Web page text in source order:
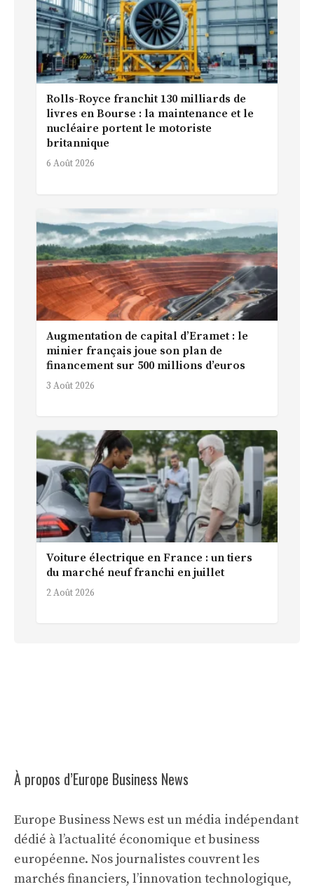
Rolls-Royce franchit 130 milliards de
livres en Bourse : la maintenance et le
nucléaire portent le motoriste
britannique
6 Août 2026
Augmentation de capital d’Eramet : le
minier français joue son plan de
financement sur 500 millions d’euros
3 Août 2026
Voiture électrique en France : un tiers
du marché neuf franchi en juillet
2 Août 2026
À propos d’Europe Business News
Europe Business News est un média indépendant
dédié à l’actualité économique et business
européenne. Nos journalistes couvrent les
marchés financiers, l’innovation technologique,